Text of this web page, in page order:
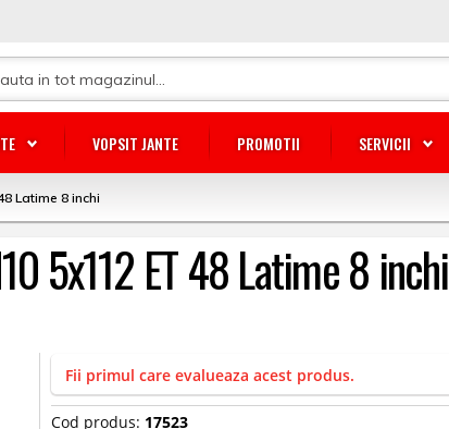
VOPSIT JANTE PROMOTII SERVICII
Latime 8 inchi
5x112 ET 48 Latime 8 inchi
Fii primul care evalueaza acest produs.
Cod produs: 17523